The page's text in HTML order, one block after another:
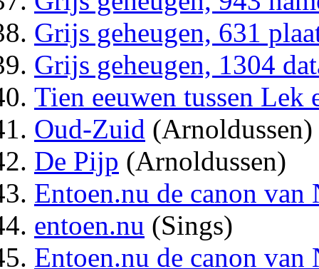
Grijs geheugen, 631
Grijs geheugen, 1304
Tien eeuwen tussen Lek
Oud-Zuid (Arnoldussen)
De Pijp (Arnoldussen)
Entoen.nu de canon van
entoen.nu (Sings)
Entoen.nu de canon van